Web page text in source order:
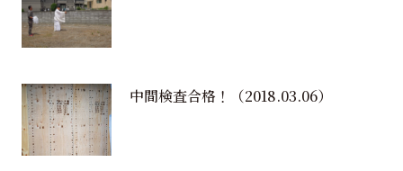
中間検査合格！ （2018.03.06）